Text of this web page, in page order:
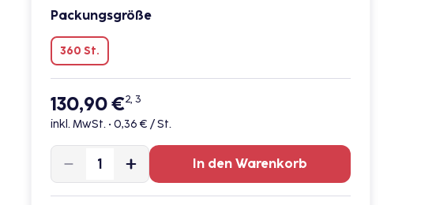
Packungsgröße
360 St.
130,90 €2, 3
inkl. MwSt. • 0,36 € / St.
In den Warenkorb